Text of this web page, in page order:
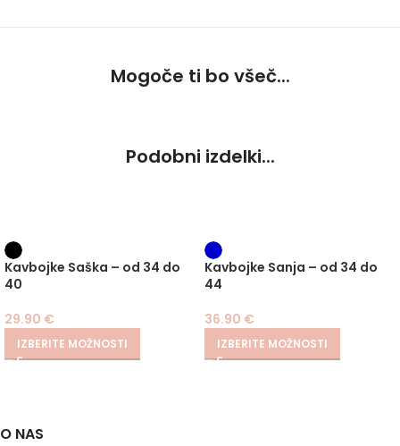
Mogoče ti bo všeč...
Podobni izdelki...
Kavbojke Saška – od 34 do
40
29.90 €
IZBERITE MOŽNOSTI
Kavbojke Sanja – od 34 do
44
36.90 €
IZBERITE MOŽNOSTI
O NAS